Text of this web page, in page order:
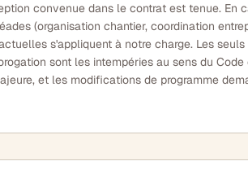
convenue dans le contrat est tenue. En
(organisation chantier, coordination
s'appliquent à notre charge. Les
sont les intempéries au sens du
et les modifications de programme